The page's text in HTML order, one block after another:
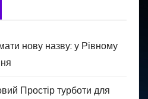
нову назву: у Рівному
Простір турботи для